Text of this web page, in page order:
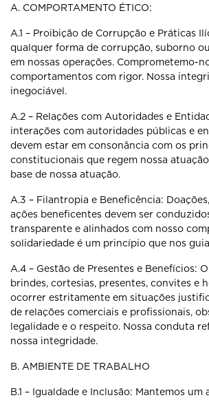
A. COMPORTAMENTO ÉTICO:
A.1 – Proibição de Corrupção e Práticas
qualquer forma de corrupção, suborno
em nossas operações. Comprometemo-
comportamentos com rigor. Nossa
inegociável.
A.2 – Relações com Autoridades e
interações com autoridades públicas e
devem estar em consonância com os
constitucionais que regem nossa
base de nossa atuação.
A.3 – Filantropia e Beneficência:
ações beneficentes devem ser
transparente e alinhados com nosso
solidariedade é um princípio que nos
A.4 – Gestão de Presentes e Benefícios:
brindes, cortesias, presentes, convites e
ocorrer estritamente em situações
de relações comerciais e profissionais,
legalidade e o respeito. Nossa conduta
nossa integridade.
B. AMBIENTE DE TRABALHO
B.1 – Igualdade e Inclusão: Mantemos um